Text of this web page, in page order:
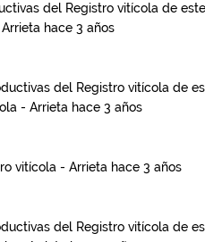
del Registro vitícola de
hace 3 años
del Registro vitícola de
- Arrieta hace 3 años
vitícola - Arrieta hace 3 años
del Registro vitícola de